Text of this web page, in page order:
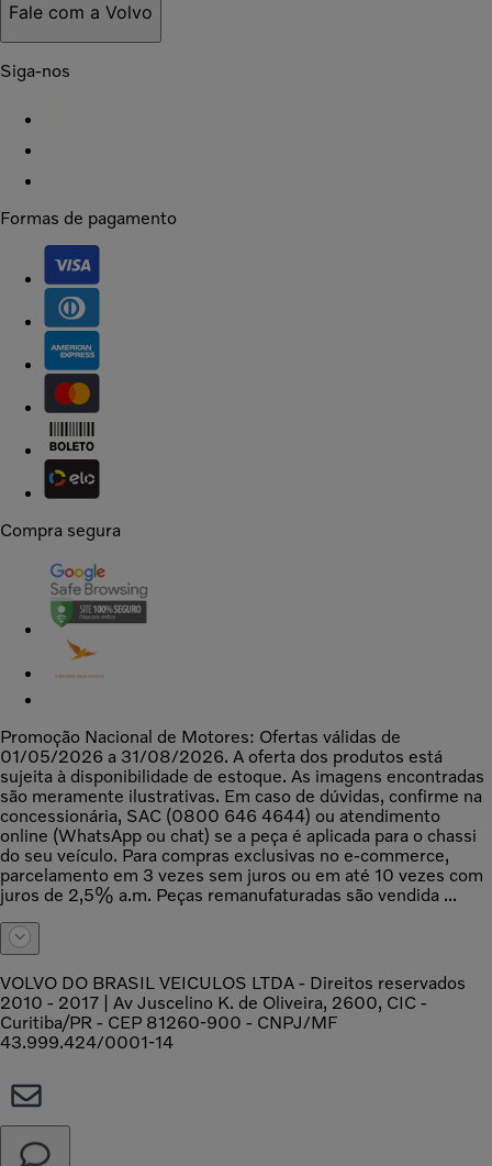
Fale com a Volvo
Siga-nos
Formas de pagamento
Compra segura
Promoção Nacional de Motores: Ofertas válidas de
01/05/2026 a 31/08/2026. A oferta dos produtos está
sujeita à disponibilidade de estoque. As imagens encontradas
são meramente ilustrativas. Em caso de dúvidas, confirme na
concessionária, SAC (0800 646 4644) ou atendimento
online (WhatsApp ou chat) se a peça é aplicada para o chassi
do seu veículo. Para compras exclusivas no e-commerce,
parcelamento em 3 vezes sem juros ou em até 10 vezes com
juros de 2,5% a.m. Peças remanufaturadas são vendida ...
VOLVO DO BRASIL VEICULOS LTDA - Direitos reservados
2010 - 2017 | Av Juscelino K. de Oliveira, 2600, CIC -
Curitiba/PR - CEP 81260-900 - CNPJ/MF
43.999.424/0001-14